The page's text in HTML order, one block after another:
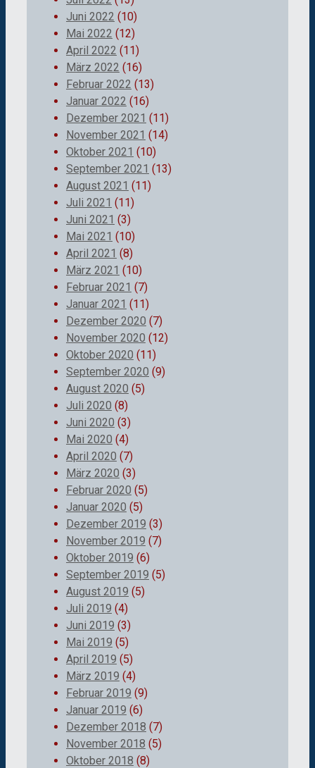
Juni 2022 (10)
Mai 2022 (12)
April 2022 (11)
März 2022 (16)
Februar 2022 (13)
Januar 2022 (16)
Dezember 2021 (11)
November 2021 (14)
Oktober 2021 (10)
September 2021 (13)
August 2021 (11)
Juli 2021 (11)
Juni 2021 (3)
Mai 2021 (10)
April 2021 (8)
März 2021 (10)
Februar 2021 (7)
Januar 2021 (11)
Dezember 2020 (7)
November 2020 (12)
Oktober 2020 (11)
September 2020 (9)
August 2020 (5)
Juli 2020 (8)
Juni 2020 (3)
Mai 2020 (4)
April 2020 (7)
März 2020 (3)
Februar 2020 (5)
Januar 2020 (5)
Dezember 2019 (3)
November 2019 (7)
Oktober 2019 (6)
September 2019 (5)
August 2019 (5)
Juli 2019 (4)
Juni 2019 (3)
Mai 2019 (5)
April 2019 (5)
März 2019 (4)
Februar 2019 (9)
Januar 2019 (6)
Dezember 2018 (7)
November 2018 (5)
Oktober 2018 (8)